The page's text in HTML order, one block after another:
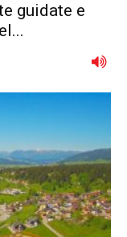
guidate e